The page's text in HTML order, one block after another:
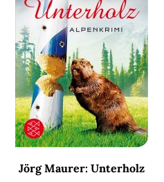
Jörg Maurer: Unterholz